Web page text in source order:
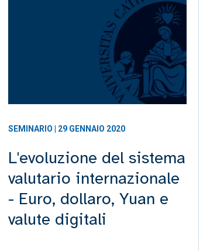
SEMINARIO | 29 GENNAIO 2020
L'evoluzione del sistema
valutario internazionale
- Euro, dollaro, Yuan e
valute digitali